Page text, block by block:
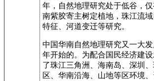
年，自然地理研究处于低谷，
南紫胶寄主树定植地，珠江流
特征、河道变迁等研究。
中国华南自然地理研究又一大
年开始的。为配合国民经济建
了珠江三角洲、海南岛、深圳
区、华南沿海、山地等区环境